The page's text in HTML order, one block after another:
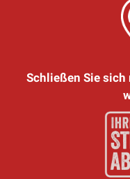
Schließen Sie sich